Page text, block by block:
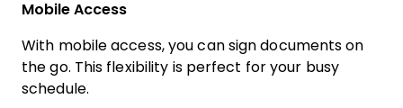
Mobile Access
With mobile access, you can sign documents on
the go. This flexibility is perfect for your busy
schedule.